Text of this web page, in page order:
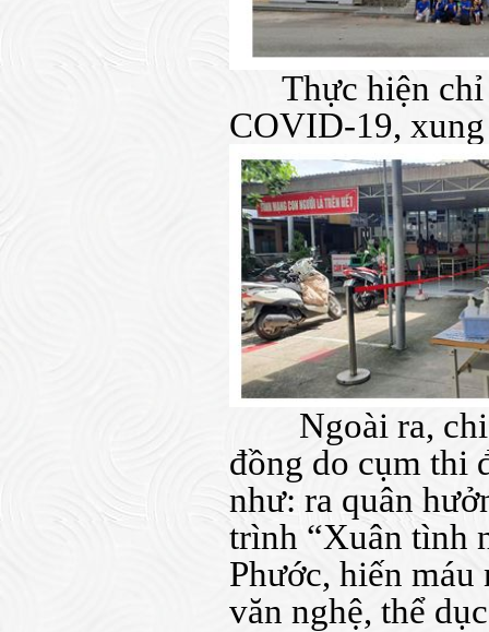
Thực hiện
COVID-19,
Ngoài ra,
đồng do cụm thi
như: ra quân
trình “Xuân tình
Phước, hiến
văn nghệ, thể